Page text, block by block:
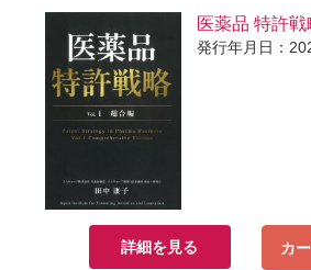
医薬品 特許
発行年月日：
詳細を見る カ